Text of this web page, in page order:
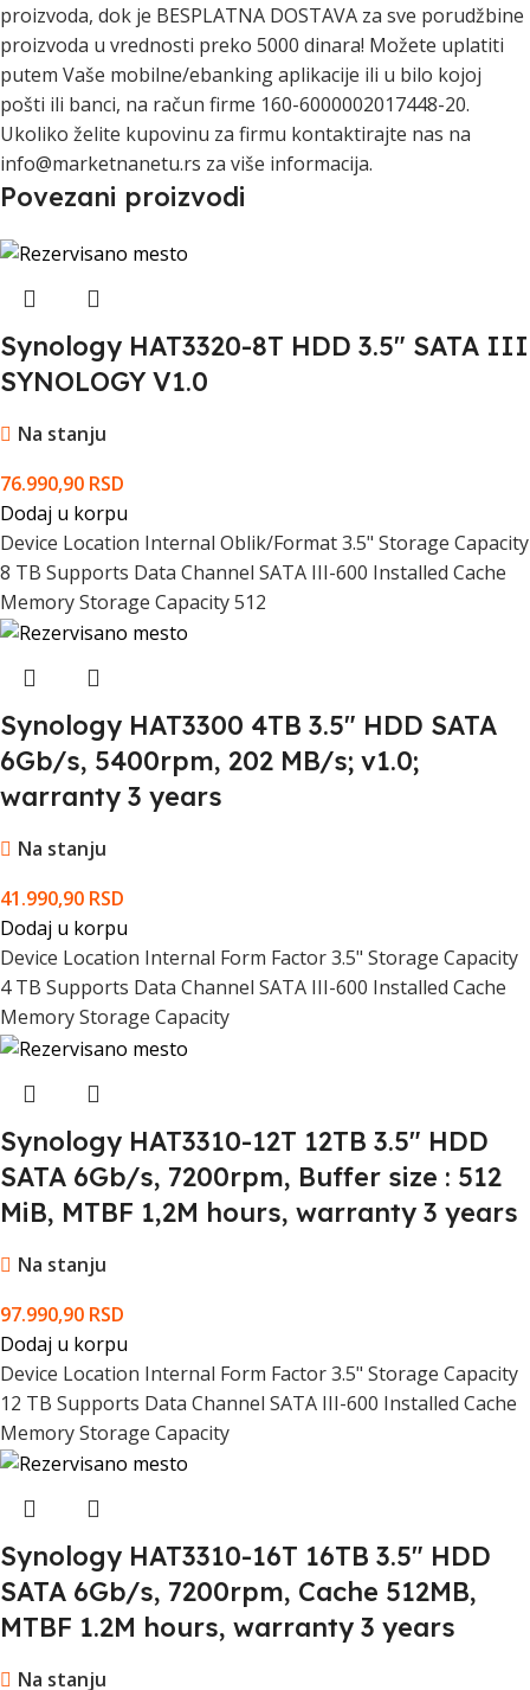
proizvoda, dok je BESPLATNA DOSTAVA za sve porudžbine
proizvoda u vrednosti preko 5000 dinara! Možete uplatiti
putem Vaše mobilne/ebanking aplikacije ili u bilo kojoj
pošti ili banci, na račun firme 160-6000002017448-20.
Ukoliko želite kupovinu za firmu kontaktirajte nas na
info@marketnanetu.rs za više informacija.
Povezani proizvodi
Synology HAT3320-8T HDD 3.5" SATA III
SYNOLOGY V1.0
Na stanju
76.990,90 RSD
Dodaj u korpu
Device Location Internal Oblik/Format 3.5" Storage Capacity
8 TB Supports Data Channel SATA III-600 Installed Cache
Memory Storage Capacity 512
Synology HAT3300 4TB 3.5" HDD SATA
6Gb/s, 5400rpm, 202 MB/s; v1.0;
warranty 3 years
Na stanju
41.990,90 RSD
Dodaj u korpu
Device Location Internal Form Factor 3.5" Storage Capacity
4 TB Supports Data Channel SATA III-600 Installed Cache
Memory Storage Capacity
Synology HAT3310-12T 12TB 3.5" HDD
SATA 6Gb/s, 7200rpm, Buffer size : 512
MiB, MTBF 1,2M hours, warranty 3 years
Na stanju
97.990,90 RSD
Dodaj u korpu
Device Location Internal Form Factor 3.5" Storage Capacity
12 TB Supports Data Channel SATA III-600 Installed Cache
Memory Storage Capacity
Synology HAT3310-16T 16TB 3.5" HDD
SATA 6Gb/s, 7200rpm, Cache 512MB,
MTBF 1.2M hours, warranty 3 years
Na stanju